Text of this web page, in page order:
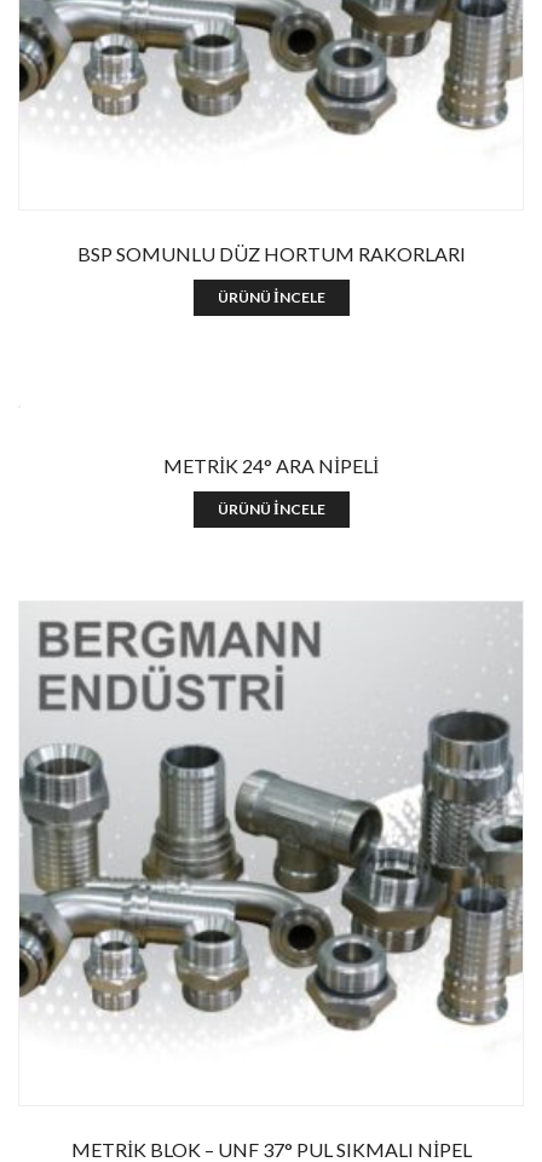
Enter your email address for our mailing list to keep your
self our lastest updated.
BSP SOMUNLU DÜZ HORTUM RAKORLARI
ÜRÜNÜ İNCELE
METRİK 24° ARA NİPELİ
ÜRÜNÜ İNCELE
METRİK BLOK – UNF 37° PUL SIKMALI NİPEL